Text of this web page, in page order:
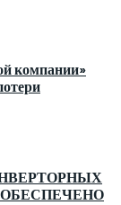
компании»
ОБЕСПЕЧЕНО